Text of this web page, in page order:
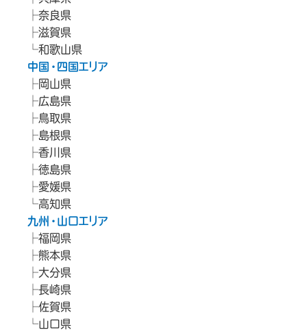
奈良県
滋賀県
和歌山県
中国・四国エリア
岡山県
広島県
鳥取県
島根県
香川県
徳島県
愛媛県
高知県
九州・山口エリア
福岡県
熊本県
大分県
長崎県
佐賀県
山口県